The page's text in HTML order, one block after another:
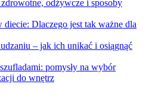
odżywcze i sposoby
diecie: Dlaczego jest tak ważne dla
– jak ich unikać i osiągnąć
pomysły na wybór
do wnętrz